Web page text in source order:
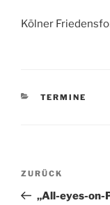
Kölner
KATEGORIEN
TERMINE
Vorheriger
Beitrag
ZURÜCK
„All-eyes-on-